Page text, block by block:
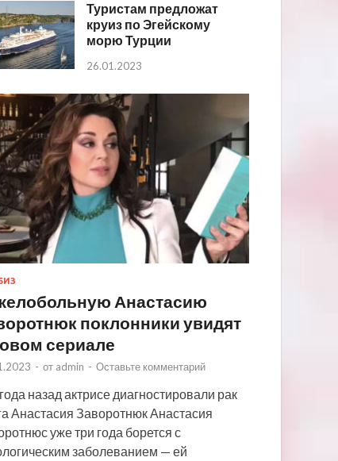
Туристам предложат
круиз по Эгейскому
морю Турции
26.01.2023
Анастасию
поклонники увидят
сериале
- от admin - Оставьте комментарий
назад актрисе диагностировали рак
Анастасия Заворотнюк Анастасия
уже три года борется с
заболеванием — ей